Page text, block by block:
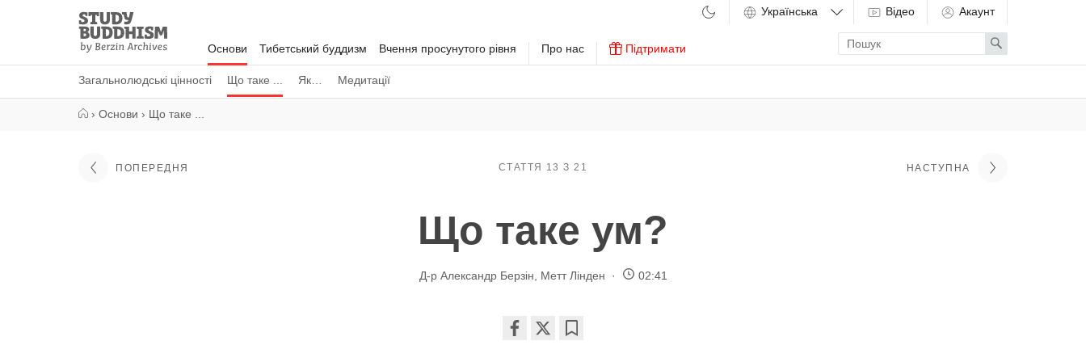
Study
Buddhism
Home
Основи
Загальнолюдські цінності Що таке ... Як… Медитації
Тибетський буддизм Вчення просунутого рівня Про нас Підтримати
Відео Акаунт
Enter
search
term
Search
› Основи › Що таке ...
ПОПЕРЕДНЯ СТАТТЯ 13 З 21 НАСТУПНА
Що таке ум?
Д-р Александр Берзін Метт Лінден 02:41